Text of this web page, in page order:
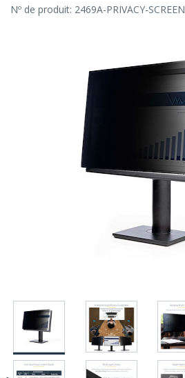
Nº de produit: 2469A-PRIVACY-SCREEN